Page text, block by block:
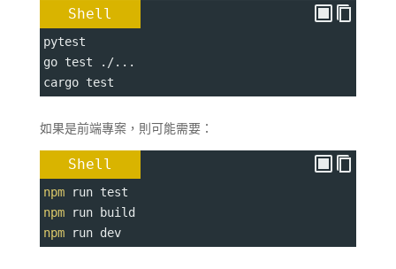
Shell
pytest
go test ./...
cargo test
如果是前端專案，則可能需要：
Shell
npm run test
npm run build
npm run dev